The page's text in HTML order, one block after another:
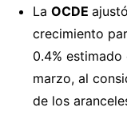
La OCDE ajustó
crecimiento
0.4%
marzo, al
de los